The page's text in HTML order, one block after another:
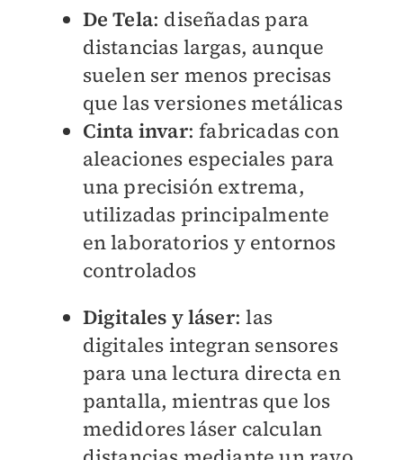
De Tela: diseñadas para
distancias largas, aunque
suelen ser menos precisas
que las versiones metálicas
Cinta invar: fabricadas con
aleaciones especiales para
una precisión extrema,
utilizadas principalmente
en laboratorios y entornos
controlados
Digitales y láser: las
digitales integran sensores
para una lectura directa en
pantalla, mientras que los
medidores láser calculan